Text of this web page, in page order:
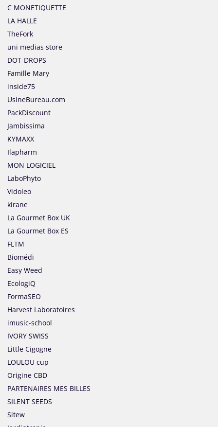
C MONETIQUETTE
LA HALLE
TheFork
uni medias store
DOT-DROPS
Famille Mary
inside75
UsineBureau.com
PackDiscount
Jambissima
KYMAXX
Ilapharm
MON LOGICIEL
LaboPhyto
Vidoleo
kirane
La Gourmet Box UK
La Gourmet Box ES
FLTM
Biomédi
Easy Weed
EcologiQ
FormaSEO
Harvest Laboratoires
imusic-school
IVORY SWISS
Little Cigogne
LOULOU cup
Origine CBD
PARTENAIRES MES BILLES
SILENT SEEDS
Sitew